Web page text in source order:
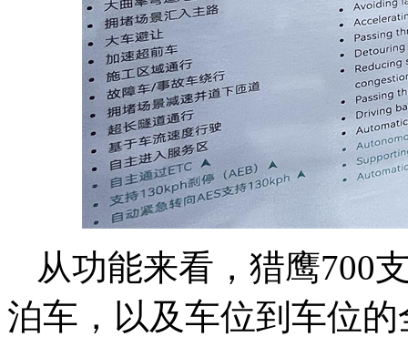
从功能来看， 猎鹰700
泊车，以及车位到车位